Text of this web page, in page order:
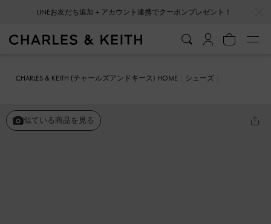
LINEお友だち追加＋アカウント連携でクーポンプレゼント！
CHARLES & KEITH (チャールズアンドキース) HOME
シューズ
似ている商品を見る